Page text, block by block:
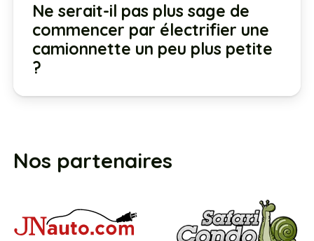
Ne serait-il pas plus sage de
commencer par électrifier une
camionnette un peu plus petite
?
Nos partenaires